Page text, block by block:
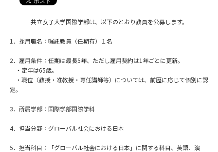
共立女子大学国際学部は、以下のとおり教員を公募します。
1．採用職名：嘱託教員（任期有）１名
2．雇用条件：任期は最長5年、ただし雇用契約は1年ごとに更新。
・定年は65歳。
・職位（教授・准教授・専任講師等）については、前歴に応じて個別に認
定。
3．所属学部：国際学部国際学科
4．担当分野：グローバル社会における日本
5．担当科目：「グローバル社会における日本」に関する科目、英語、演